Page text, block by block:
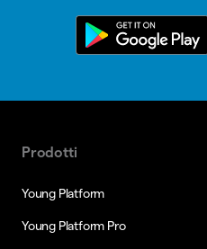
Prodotti
Young Platform
Young Platform Pro